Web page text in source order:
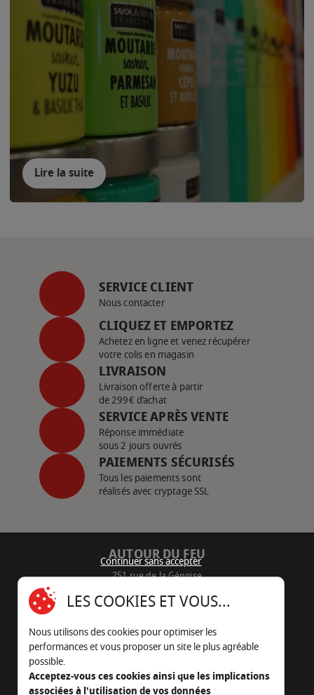
Lire la suite
SERVICE CLIENT
Nous contacter
CLIQUEZ ET EMPORTEZ
Achetez en ligne et venez récupérer
votre colis en magasin
LIVRAISON
Livraison offerte à partir
de 299€ d’achat
SERVICE APRÈS VENTE
Réponse immédiate
sous 2 jours ouvrés
PAIEMENTS SÉCURISÉS
Tous les paiements sont
réalisés avec cryptage SSL
AUTOUR DU FEU
251 rue de la Génoise
05 45 22 98 09
Nous envoyer un e-mail
Continuer sans accepter
LES COOKIES ET VOUS...
Nous utilisons des cookies pour optimiser les
performances et vous proposer un site le plus agréable
possible.
Acceptez-vous ces cookies ainsi que les implications
associées à l'utilisation de vos données